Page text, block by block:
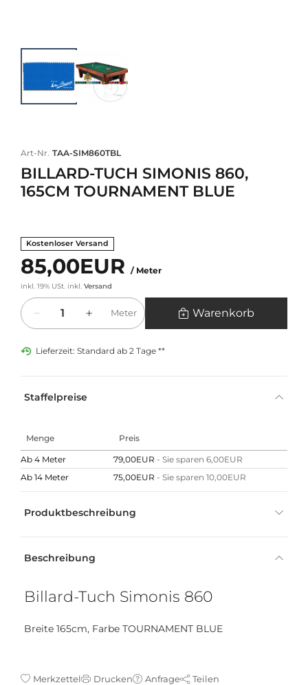
Art-Nr. TAA-SIM860TBL
BILLARD-TUCH SIMONIS 860,
165CM TOURNAMENT BLUE
Kostenloser Versand
85,00EUR / Meter
inkl. 19% USt. inkl. Versand
Menge
Meter Warenkorb
Lieferzeit: Standard ab 2 Tage **
Staffelpreise
Menge Preis
Ab 4 Meter 79,00EUR - Sie sparen 6,00EUR
Ab 14 Meter
75,00EUR - Sie sparen 10,00EUR
Produktbeschreibung
Beschreibung
Billard-Tuch Simonis 860
Breite 165cm, Farbe TOURNAMENT BLUE
Merkzettel Drucken Anfrage Teilen